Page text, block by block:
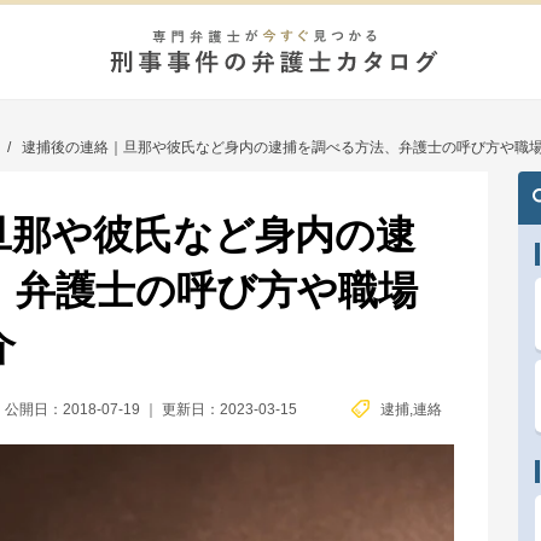
逮捕後の連絡｜旦那や彼氏など身内の逮捕を調べる方法、弁護士の呼び方や職
や彼氏など身内の逮
護士の呼び方や職場
公開日：2018-07-19 更新日：2023-03-15 逮捕 ,連絡